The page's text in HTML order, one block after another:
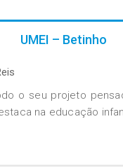
UMEI – Betinho
o seu projeto
na educação